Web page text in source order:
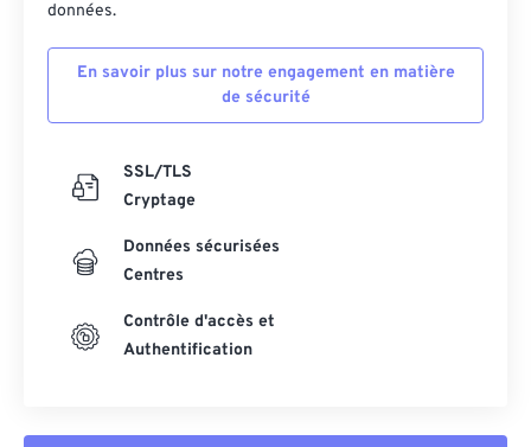
données.
En savoir plus sur notre engagement en matière
de sécurité
SSL/TLS
Cryptage
Données sécurisées
Centres
Contrôle d'accès et
Authentification